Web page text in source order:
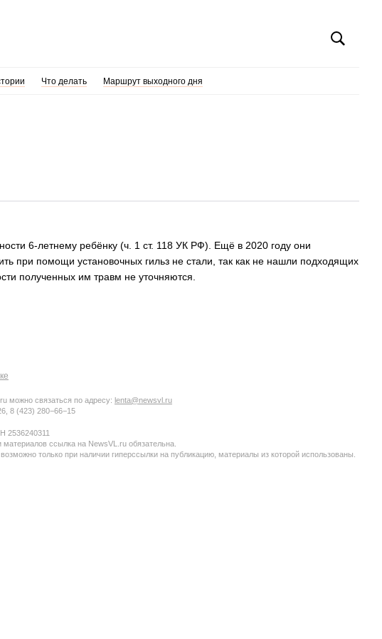
Что делать Маршрут выходного дня
6-летнему ребёнку (ч. 1 ст. 118 УК РФ). Ещё в 2020 году они
при помощи установочных гильз не стали, так как не нашли подходящих
полученных им травм не уточняются.
можно связаться по адресу: lenta@newsvl.ru
8 (423) 280−66−15
ссылка на NewsVL.ru обязательна.
только при наличии гиперссылки на публикацию, материалы из которой использованы.